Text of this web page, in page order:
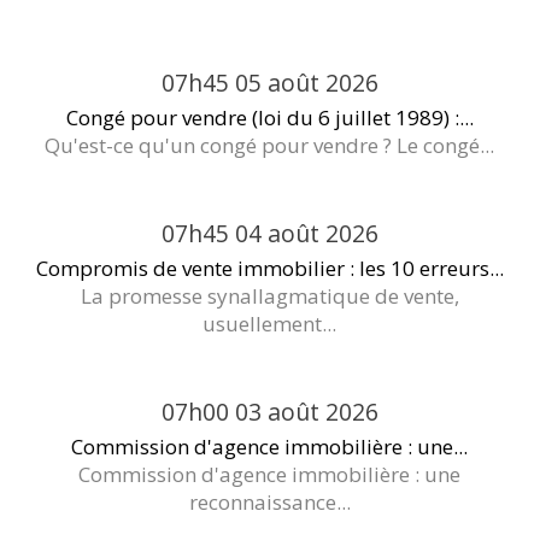
07h45 05 août 2026
Congé pour vendre (loi du 6 juillet 1989) :...
Qu'est-ce qu'un congé pour vendre ? Le congé...
07h45 04 août 2026
Compromis de vente immobilier : les 10 erreurs...
La promesse synallagmatique de vente,
usuellement...
07h00 03 août 2026
Commission d'agence immobilière : une...
Commission d'agence immobilière : une
reconnaissance...